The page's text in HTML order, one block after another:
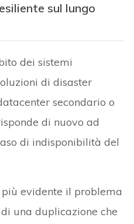
sul lungo
dei sistemi
di disaster
secondario o
di nuovo ad
di indisponibilità del
più evidente il problema
una duplicazione che